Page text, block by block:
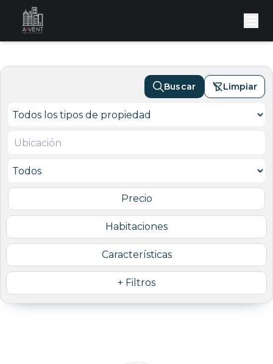
Precio
Habitaciones
Características
+ Filtros
Buscar Limpiar